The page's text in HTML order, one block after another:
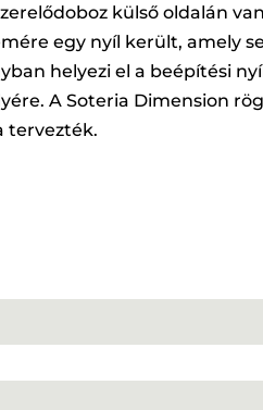
külső oldalán
egy nyíl került, amely
helyezi el a beépítési
A Soteria Dimension
tervezték.